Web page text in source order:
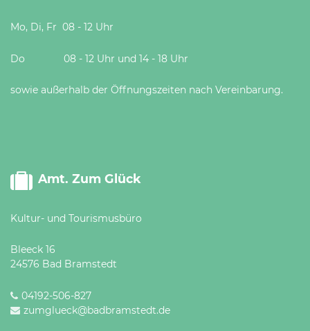
Mo, Di, Fr 08 - 12 Uhr
Do 08 - 12 Uhr und 14 - 18 Uhr
sowie außerhalb der Öffnungszeiten nach Vereinbarung.
Amt. Zum Glück
Kultur- und Tourismusbüro
Bleeck 16
24576 Bad Bramstedt
04192-506-827
zumglueck@badbramstedt.de